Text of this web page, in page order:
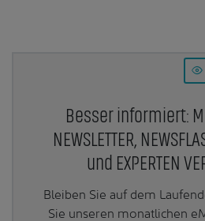
Besser informiert:
NEWSLETTER,
und EXPERTEN
Bleiben Sie auf dem
Sie unseren monatlichen